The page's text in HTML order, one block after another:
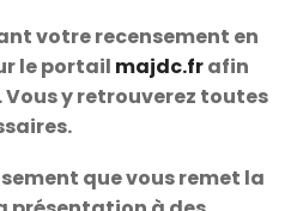
votre recensement en
le portail majdc.frafin
y retrouverez toutes
que vous remet la